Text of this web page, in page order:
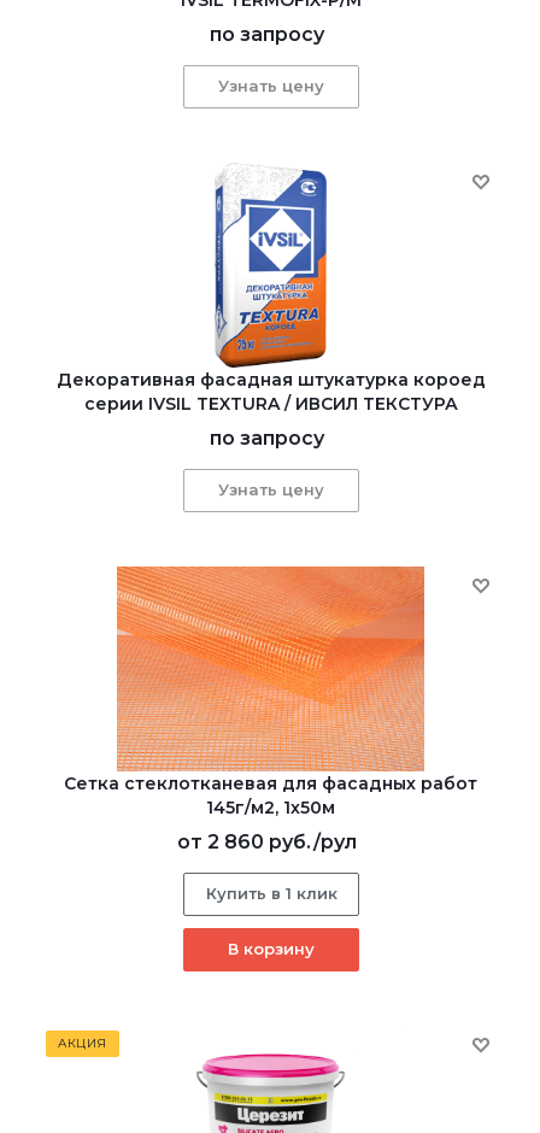
по запросу
Узнать цену
Декоративная фасадная штукатурка короед
серии IVSIL TEXTURA / ИВСИЛ ТЕКСТУРА
по запросу
Узнать цену
Сетка стеклотканевая для фасадных работ
145г/м2, 1х50м
от 2 860 руб./рул
Купить в 1 клик
В корзину
АКЦИЯ